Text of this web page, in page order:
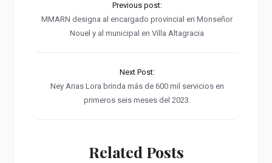
Previous post:
MMARN designa al encargado provincial en Monseñor
Nouel y al municipal en Villa Altagracia
Next Post:
Ney Arias Lora brinda más de 600 mil servicios en
primeros seis meses del 2023.
Related Posts